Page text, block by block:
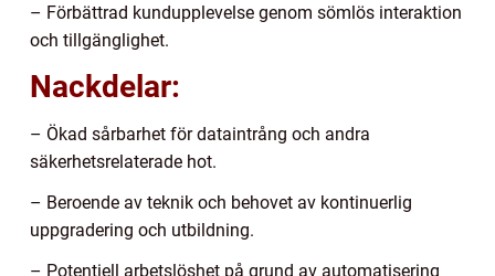
– Förbättrad kundupplevelse genom sömlös interaktion
och tillgänglighet.
Nackdelar:
– Ökad sårbarhet för dataintrång och andra
säkerhetsrelaterade hot.
– Beroende av teknik och behovet av kontinuerlig
uppgradering och utbildning.
– Potentiell arbetslöshet på grund av automatisering